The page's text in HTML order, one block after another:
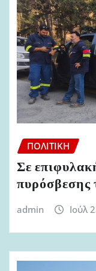
ΠΟΛΙΤΙΚΉ
Σε
admin Ιούλ